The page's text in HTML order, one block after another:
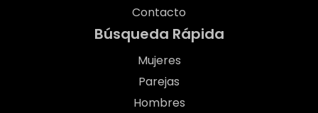
Contacto
Búsqueda Rápida
Mujeres
Parejas
Hombres